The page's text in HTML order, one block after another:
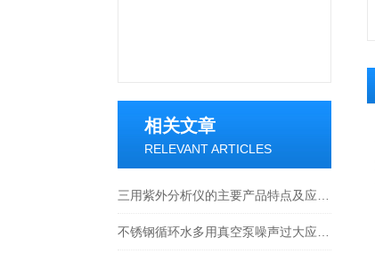
相关文章
RELEVANT ARTICLES